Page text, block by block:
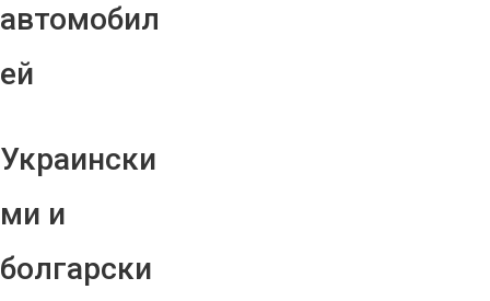
автомобил
ей
Украински
ми и
болгарски